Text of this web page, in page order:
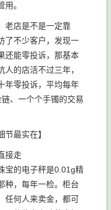
。
老店是不是一定靠
了不少客户，发现一
能零投诉，那基本
的店活不过三年，
年零投诉，平均每年
、一个个手镯的交易
节最实在】
接走
宝的电子秤是0.01g精
种，每年一检。柜台
任何人来卖金，都可